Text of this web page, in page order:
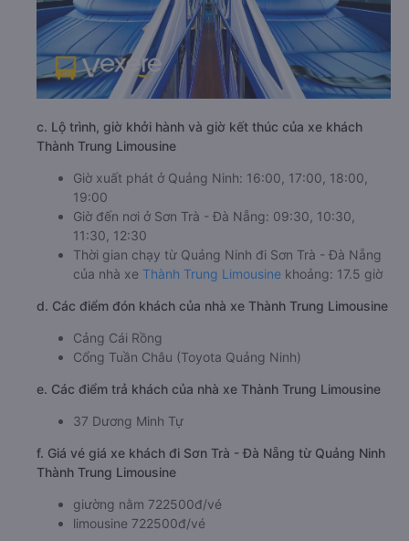
c. Lộ trình, giờ khởi hành và giờ kết thúc của xe khách
Thành Trung Limousine
Giờ xuất phát ở Quảng Ninh: 16:00, 17:00, 18:00,
19:00
Giờ đến nơi ở Sơn Trà - Đà Nẵng: 09:30, 10:30,
11:30, 12:30
Thời gian chạy từ Quảng Ninh đi Sơn Trà - Đà Nẵng
của nhà xe Thành Trung Limousine khoảng: 17.5 giờ
d. Các điểm đón khách của nhà xe Thành Trung Limousine
Cảng Cái Rồng
Cổng Tuần Châu (Toyota Quảng Ninh)
e. Các điểm trả khách của nhà xe Thành Trung Limousine
37 Dương Minh Tự
f. Giá vé giá xe khách đi Sơn Trà - Đà Nẵng từ Quảng Ninh
Thành Trung Limousine
giường nằm 722500đ/vé
limousine 722500đ/vé